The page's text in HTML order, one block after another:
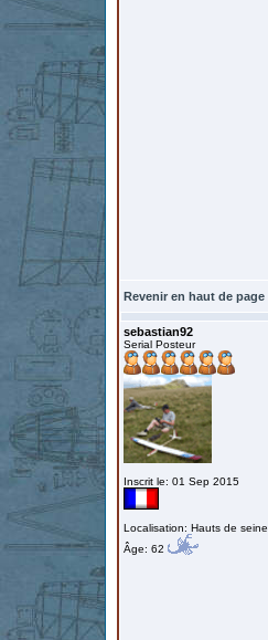
Revenir en haut de page
sebastian92
Serial Posteur
Inscrit le: 01 Sep 2015
Localisation: Hauts de seine
Âge: 62